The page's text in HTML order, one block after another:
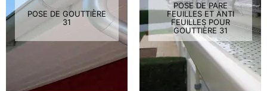
POSE DE GOUTTIÈRE
31
POSE DE PARE
FEUILLES ET ANTI
FEUILLES POUR
GOUTTIÈRE 31